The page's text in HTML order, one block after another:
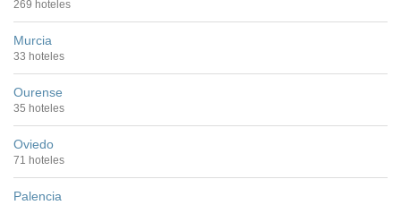
269 hoteles
Murcia
33 hoteles
Ourense
35 hoteles
Oviedo
71 hoteles
Palencia